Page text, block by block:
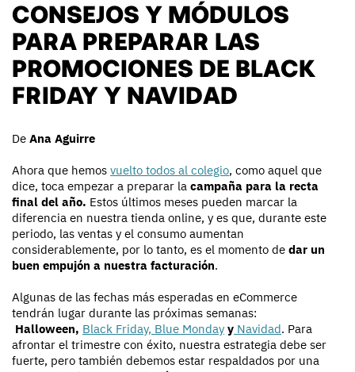
CONSEJOS Y MÓDULOS
PARA PREPARAR LAS
PROMOCIONES DE BLACK
FRIDAY Y NAVIDAD
De Ana Aguirre
Ahora que hemos vuelto todos al colegio, como aquel que
dice, toca empezar a preparar la campaña para la recta
final del año. Estos últimos meses pueden marcar la
diferencia en nuestra tienda online, y es que, durante este
periodo, las ventas y el consumo aumentan
considerablemente, por lo tanto, es el momento de dar un
buen empujón a nuestra facturación.
Algunas de las fechas más esperadas en eCommerce
tendrán lugar durante las próximas semanas:
Halloween, Black Friday, Blue Monday y Navidad. Para
afrontar el trimestre con éxito, nuestra estrategia debe ser
fuerte, pero también debemos estar respaldados por una